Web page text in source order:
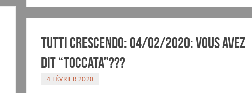
Tutti Crescendo: 04/02/2020: Vous avez
dit “Toccata”???
4 FÉVRIER 2020